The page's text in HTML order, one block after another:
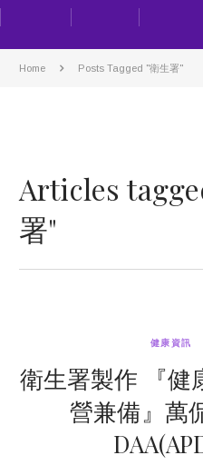
Home Posts Tagged "衛生署"
Articles
署"
健康資訊
衛生署製作 『健
營兼備』萬